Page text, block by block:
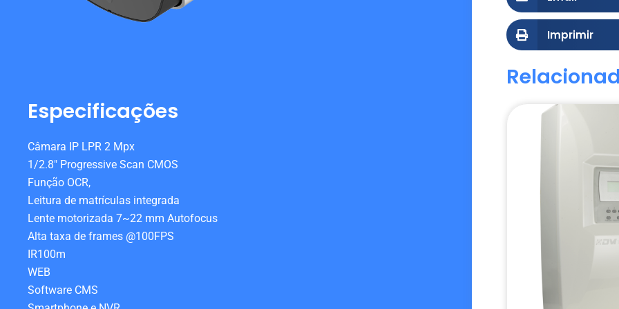
Especificações
Câmara IP LPR 2 Mpx
1/2.8″ Progressive Scan CMOS
Função OCR,
Leitura de matrículas integrada
Lente motorizada 7~22 mm Autofocus
Alta taxa de frames @100FPS
IR100m
WEB
Software CMS
Imprimir